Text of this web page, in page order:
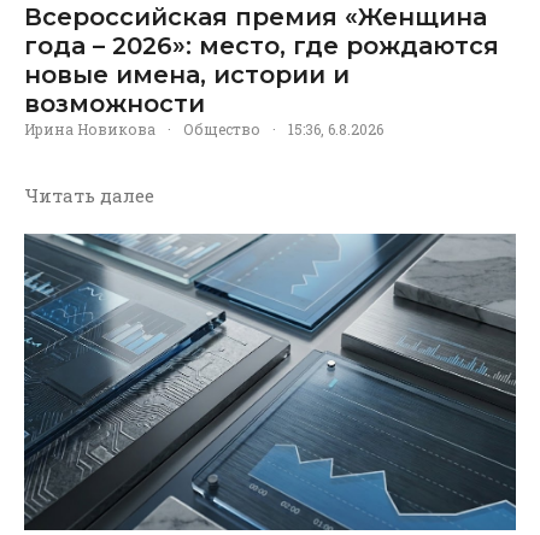
Всероссийская премия «Женщина
года – 2026»: место, где рождаются
новые имена, истории и
возможности
Ирина Новикова · Общество · 15:36, 6.8.2026
Читать далее